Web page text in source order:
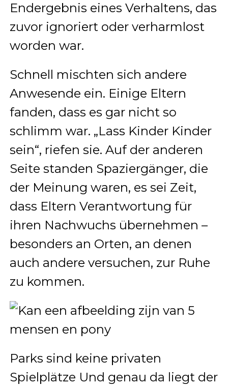
Endergebnis eines Verhaltens, das
zuvor ignoriert oder verharmlost
worden war.
Schnell mischten sich andere
Anwesende ein. Einige Eltern
fanden, dass es gar nicht so
schlimm war. „Lass Kinder Kinder
sein“, riefen sie. Auf der anderen
Seite standen Spaziergänger, die
der Meinung waren, es sei Zeit,
dass Eltern Verantwortung für
ihren Nachwuchs übernehmen –
besonders an Orten, an denen
auch andere versuchen, zur Ruhe
zu kommen.
Parks sind keine privaten
Spielplätze Und genau da liegt der